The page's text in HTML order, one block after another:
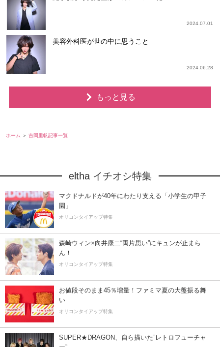
2024.07.01
美容外科医が世の中に思うこと
2024.06.28
もっと見る
ホーム 吉岡里帆記事一覧
eltha イチオシ特集
マクドナルドが40年にわたり支える「小学生の甲子
園」
オリコンタイアップ特集
森崎ウィン×向井康二“両片思い”にキュンが止まら
ん！
オリコンタイアップ特集
お値段そのまま45％増量！ファミマ夏の大盤振る舞
い
オリコンタイアップ特集
SUPER★DRAGON、自ら描いた”レトロフューチャ